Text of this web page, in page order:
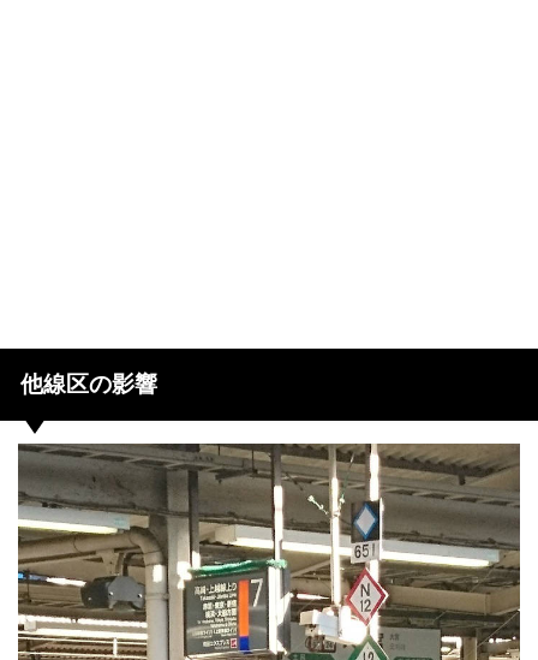
他線区の影響